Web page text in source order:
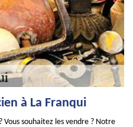
à La Franqui
Vous souhaitez les vendre ? Notre